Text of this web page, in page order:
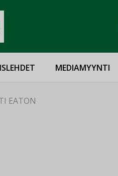
MEDIAMYYNTI
EATON